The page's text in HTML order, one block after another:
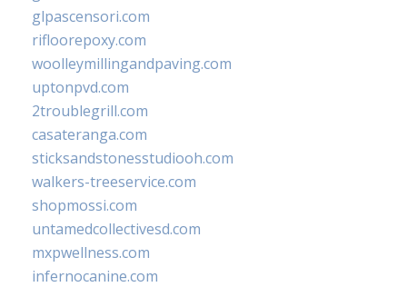
glpascensori.com
rifloorepoxy.com
woolleymillingandpaving.com
uptonpvd.com
2troublegrill.com
casateranga.com
sticksandstonesstudiooh.com
walkers-treeservice.com
shopmossi.com
untamedcollectivesd.com
mxpwellness.com
infernocanine.com